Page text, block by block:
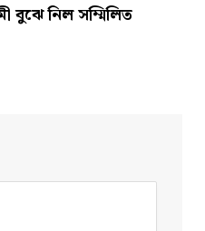
বুঝে নিল সম্মিলিত